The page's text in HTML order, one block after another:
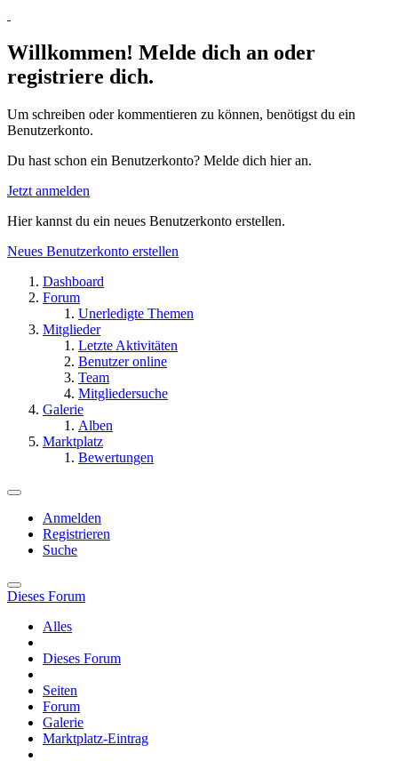
Willkommen! Melde dich an oder
registriere dich.
Um schreiben oder kommentieren zu können, benötigst du ein
Benutzerkonto.
Du hast schon ein Benutzerkonto? Melde dich hier an.
Jetzt anmelden
Hier kannst du ein neues Benutzerkonto erstellen.
Neues Benutzerkonto erstellen
Dashboard
Forum
Unerledigte Themen
Mitglieder
Letzte Aktivitäten
Benutzer online
Team
Mitgliedersuche
Galerie
Alben
Marktplatz
Bewertungen
Anmelden
Registrieren
Suche
Dieses Forum
Alles
Dieses Forum
Seiten
Forum
Galerie
Marktplatz-Eintrag